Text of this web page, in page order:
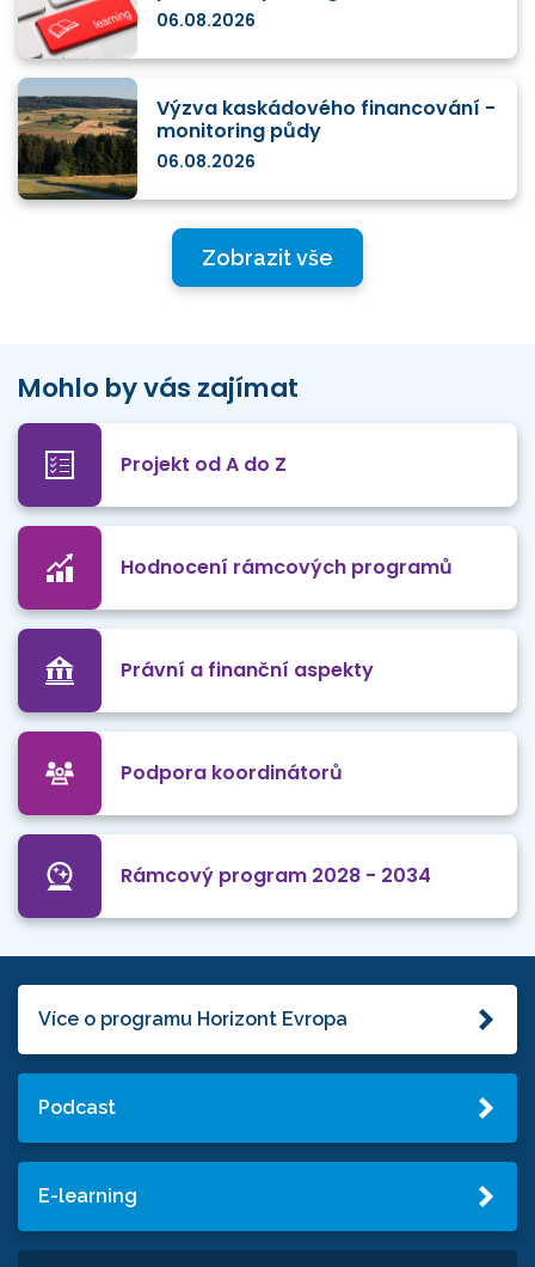
06.08.2026
Výzva kaskádového financování -
monitoring půdy
06.08.2026
Zobrazit vše
Mohlo by vás zajímat
Projekt od A do Z
Hodnocení rámcových programů
Právní a finanční aspekty
Podpora koordinátorů
Rámcový program 2028 - 2034
Více o programu Horizont Evropa
Podcast
E-learning